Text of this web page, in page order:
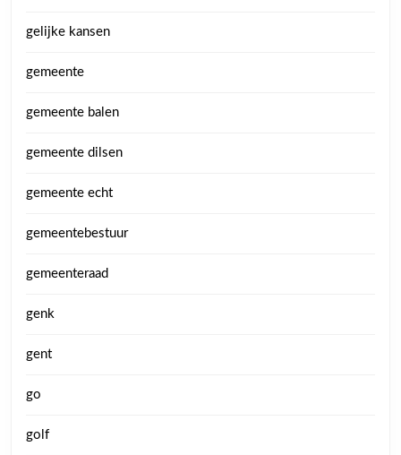
gelijke kansen
gemeente
gemeente balen
gemeente dilsen
gemeente echt
gemeentebestuur
gemeenteraad
genk
gent
go
golf